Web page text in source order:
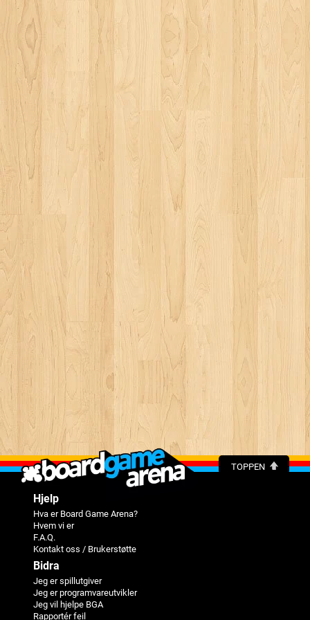
TOPPEN
Hjelp
Hva er Board Game Arena?
Hvem vi er
F.A.Q.
Kontakt oss / Brukerstøtte
Bidra
Jeg er spillutgiver
Jeg er programvareutvikler
Jeg vil hjelpe BGA
Rapportér feil